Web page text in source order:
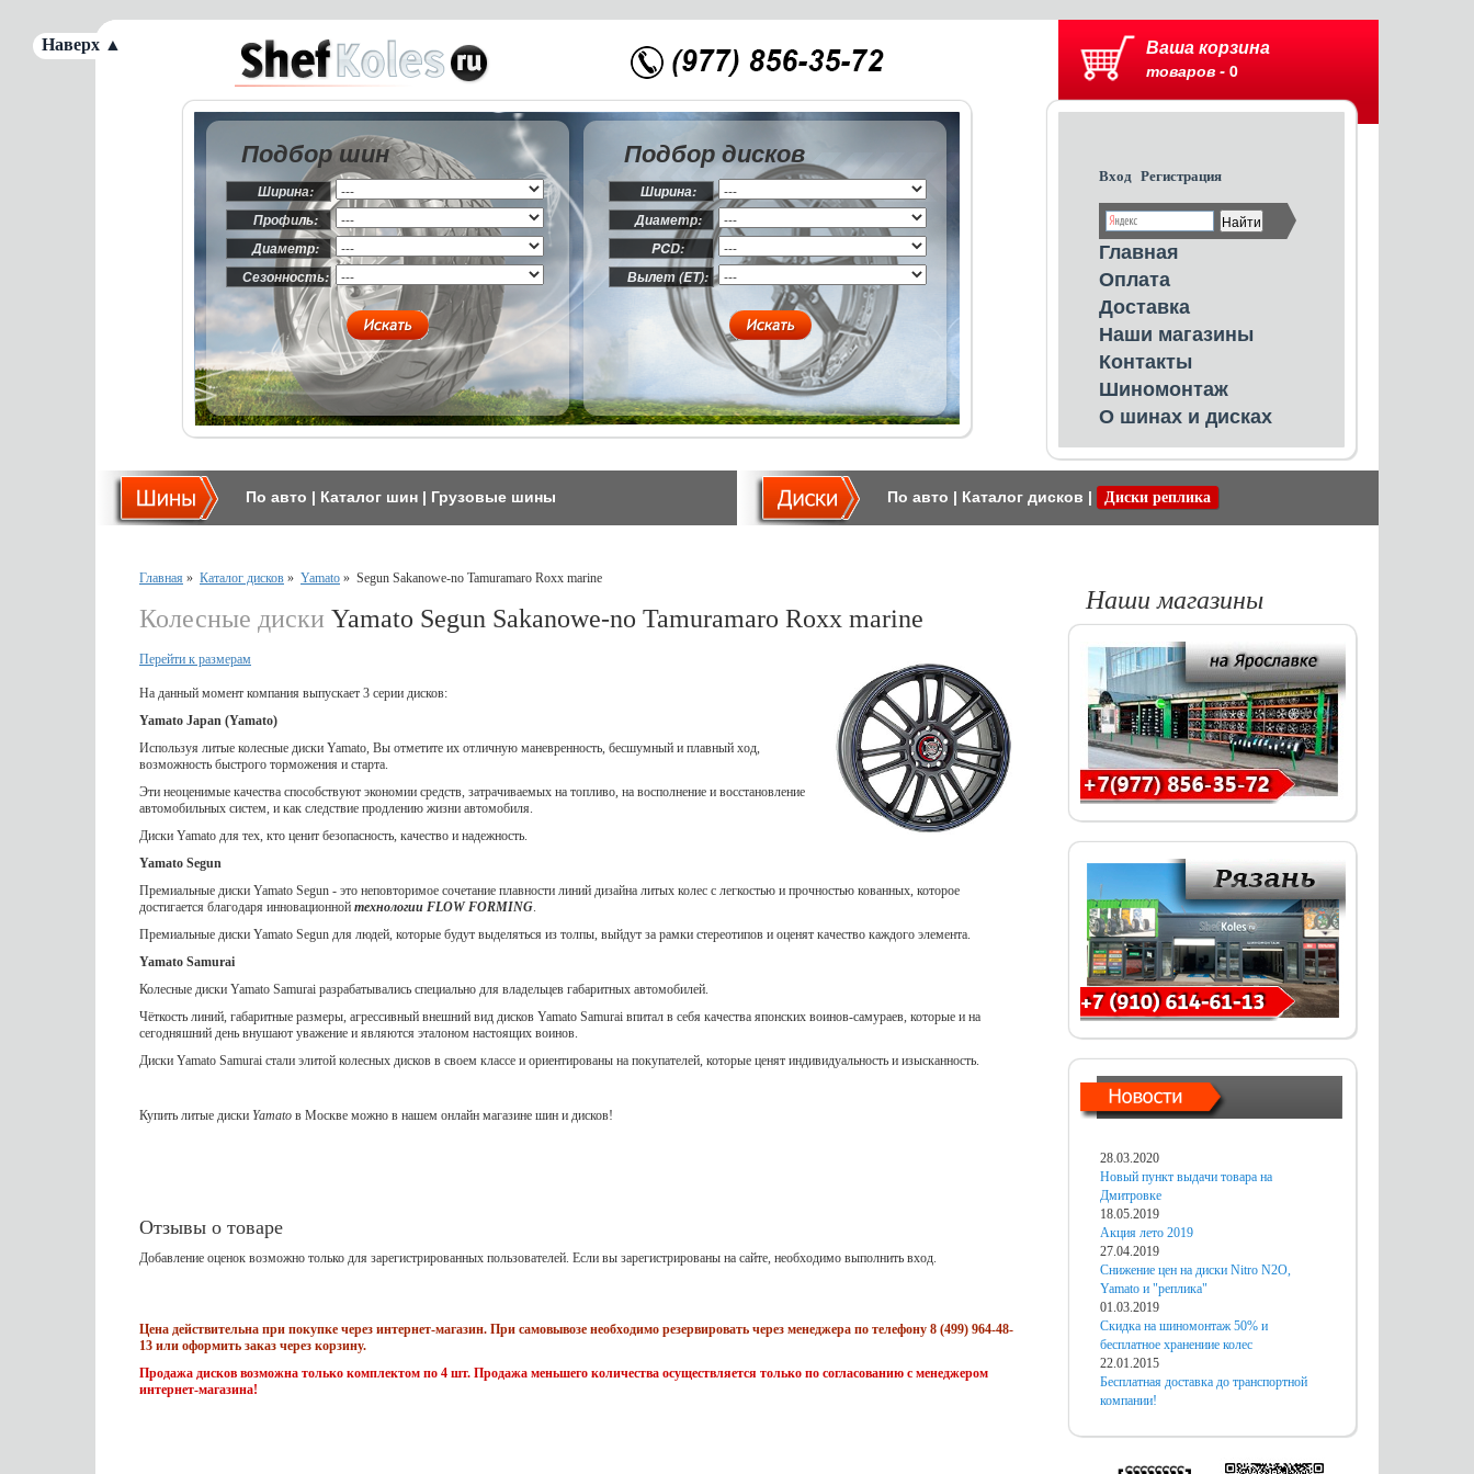
Ваша корзина
товаров - 0
Вход Регистрация
Главная
Оплата
Доставка
Наши магазины
Контакты
Шиномонтаж
О шинах и дисках
Подбор шин
Ширина:
Профиль:
Диаметр:
Сезонность:
Подбор дисков
Ширина:
Диаметр:
PCD:
Вылет (ET):
По авто | Каталог шин | Грузовые шины По авто | Каталог дисков | Диски реплика
Главная » Каталог дисков » Yamato » Segun Sakanowe-no Tamuramaro Roxx marine
Колесные диски Yamato Segun Sakanowe-no Tamuramaro Roxx marine
Перейти к размерам
На данный момент компания выпускает 3 серии дисков:
Yamato Japan (Yamato)
Используя литые колесные диски Yamato, Вы отметите их отличную маневренность, бесшумный и плавный ход,
возможность быстрого торможения и старта.
Эти неоценимые качества способствуют экономии средств, затрачиваемых на топливо, на восполнение и восстановление
автомобильных систем, и как следствие продлению жизни автомобиля.
Диски Yamato для тех, кто ценит безопасность, качество и надежность.
Yamato Segun
Премиальные диски Yamato Segun - это неповторимое сочетание плавности линий дизайна литых колес с легкостью и прочностью кованных, которое
достигается благодаря инновационной технологии FLOW FORMING.
Премиальные диски Yamato Segun для людей, которые будут выделяться из толпы, выйдут за рамки стереотипов и оценят качество каждого элемента.
Yamato Samurai
Колесные диски Yamato Samurai разрабатывались специально для владельцев габаритных автомобилей.
Чёткость линий, габаритные размеры, агрессивный внешний вид дисков Yamato Samurai впитал в себя качества японских воинов-самураев, которые и на
сегодняшний день внушают уважение и являются эталоном настоящих воинов.
Диски Yamato Samurai стали элитой колесных дисков в своем классе и ориентированы на покупателей, которые ценят индивидуальность и изысканность.
Купить литые диски Yamato в Москве можно в нашем онлайн магазине шин и дисков!
Отзывы о товаре
Добавление оценок возможно только для зарегистрированных пользователей. Если вы зарегистрированы на сайте, необходимо выполнить вход.
Цена действительна при покупке через интернет-магазин. При самовывозе необходимо резервировать через менеджера по телефону 8 (499) 964-48-
13 или оформить заказ через корзину.
Продажа дисков возможна только комплектом по 4 шт. Продажа меньшего количества осуществляется только по согласованию с менеджером
интернет-магазина!
Наши магазины
28.03.2020
Новый пункт выдачи товара на
Дмитровке
18.05.2019
Акция лето 2019
27.04.2019
Снижение цен на диски Nitro N2O,
Yamato и "реплика"
01.03.2019
Скидка на шиномонтаж 50% и
бесплатное хранениие колес
22.01.2015
Бесплатная доставка до транспортной
компании!
Наверх ▲